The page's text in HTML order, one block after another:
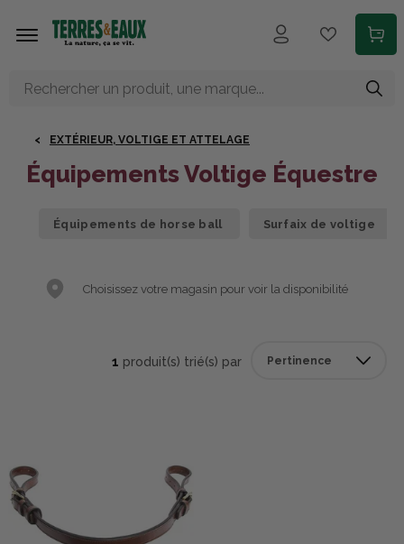
EXTÉRIEUR, VOLTIGE ET ATTELAGE
Équipements Voltige Équestre
Équipements de horse ball Surfaix de voltige
Choisissez votre magasin pour voir la disponibilité
1 produit(s) trié(s) par